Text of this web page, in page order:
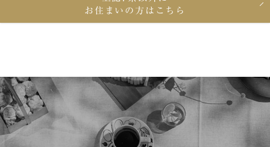
お住まいの方はこちら